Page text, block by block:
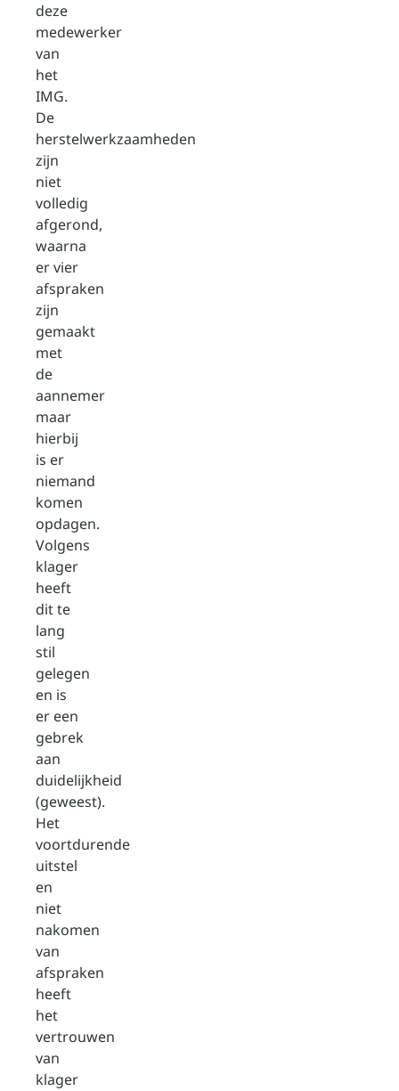
deze
medewerker
van
het
IMG.
De
herstelwerkzaamheden
zijn
niet
volledig
afgerond,
waarna
er vier
afspraken
zijn
gemaakt
met
de
aannemer
maar
hierbij
is er
niemand
komen
opdagen.
Volgens
klager
heeft
dit te
lang
stil
gelegen
en is
er een
gebrek
aan
duidelijkheid
(geweest).
Het
voortdurende
uitstel
en
niet
nakomen
van
afspraken
heeft
het
vertrouwen
van
klager